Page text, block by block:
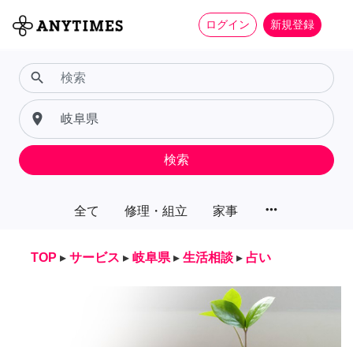
ログイン 新規登録
全て 修理・組立 家事 more_horiz
search
place
検索
TOP ▸ サービス ▸ 岐阜県 ▸ 生活相談 ▸ 占い